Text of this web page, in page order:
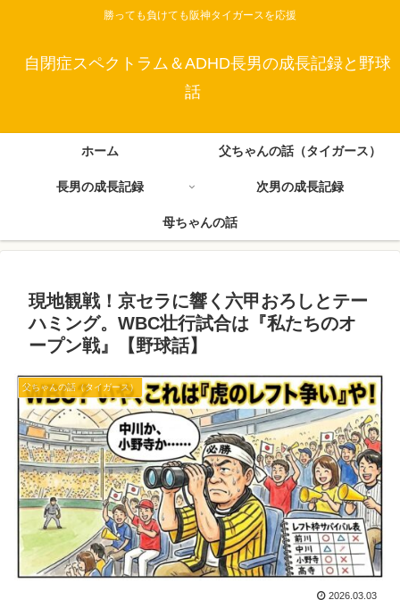
勝っても負けても阪神タイガースを応援
自閉症スペクトラム＆ADHD長男の成長記録と野球
話
ホーム 父ちゃんの話（タイガース）
長男の成長記録 次男の成長記録
母ちゃんの話
現地観戦！​京セラに響く六甲おろしとテー
ハミング。WBC壮行試合は『私たちのオ
ープン戦』【野球話】
父ちゃんの話（タイガース）
2026.03.03